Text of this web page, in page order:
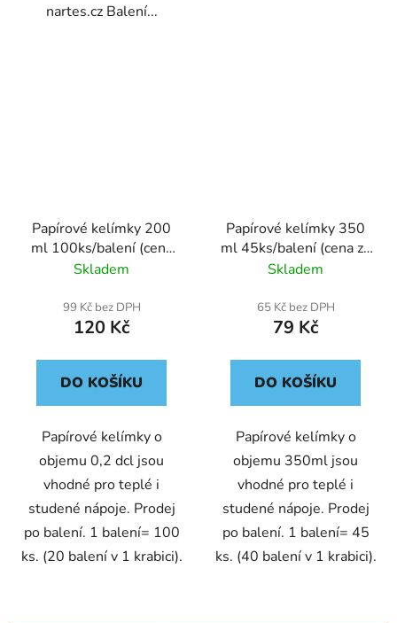
nartes.cz Balení...
Papírové kelímky 200
ml 100ks/balení (cena
za 100 ks)
Skladem
99 Kč bez DPH
120 Kč
DO KOŠÍKU
Papírové kelímky o
objemu 0,2 dcl jsou
vhodné pro teplé i
studené nápoje. Prodej
po balení. 1 balení= 100
ks. (20 balení v 1 krabici).
Papírové kelímky 350
ml 45ks/balení (cena za
45 ks)
Skladem
65 Kč bez DPH
79 Kč
DO KOŠÍKU
Papírové kelímky o
objemu 350ml jsou
vhodné pro teplé i
studené nápoje. Prodej
po balení. 1 balení= 45
ks. (40 balení v 1 krabici).